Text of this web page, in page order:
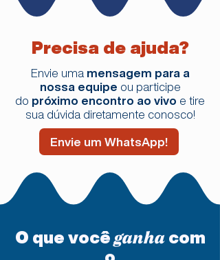
Precisa de ajuda?
Envie uma mensagem para a
nossa equipe ou participe
do próximo encontro ao vivo e tire
sua dúvida diretamente conosco!
Envie um WhatsApp!
O que vocêganhacom